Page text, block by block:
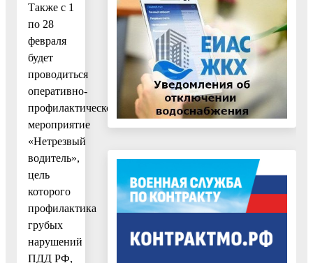
Также с 1
по 28
февраля
будет
проводиться
оперативно-
профилактическое
мероприятие
«Нетрезвый
водитель»,
цель
которого
профилактика
грубых
нарушений
ПДД РФ,